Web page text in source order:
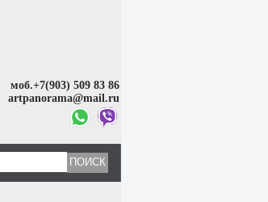
моб.+7(903) 509 83 86
artpanorama@mail.ru